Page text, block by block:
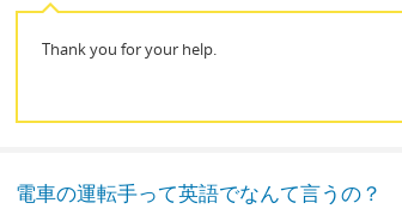
Thank you for your help.
電車の運転手って英語でなんて言うの？